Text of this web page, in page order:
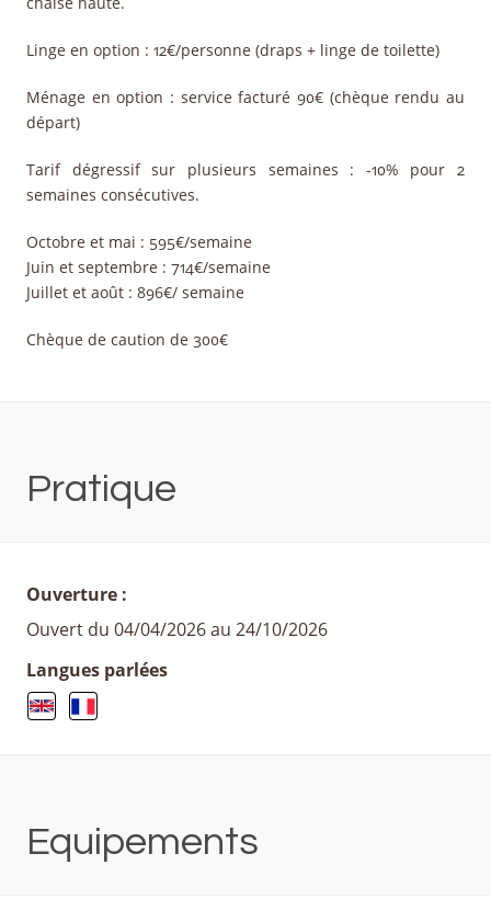
Linge en option : 12€/personne (draps + linge de toilette)
Ménage en option : service facturé 90€ (chèque rendu au
départ)
Tarif dégressif sur plusieurs semaines : -10% pour 2
semaines consécutives.
Octobre et mai : 595€/semaine
Juin et septembre : 714€/semaine
Juillet et août : 896€/ semaine
Chèque de caution de 300€
Pratique
Ouverture :
Ouvert du 04/04/2026 au 24/10/2026
Langues parlées
Equipements